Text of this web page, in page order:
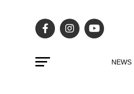
NEWS